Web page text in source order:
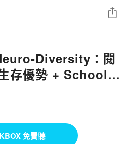
Diversity：閱
存優勢 + School
分享
免費聽